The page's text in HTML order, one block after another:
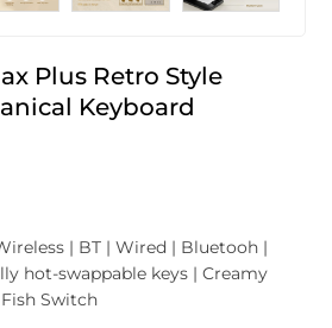
Plus Retro Style
Keyboard
| BT | Wired | Bluetooh |
hot-swappable keys | Creamy
Switch